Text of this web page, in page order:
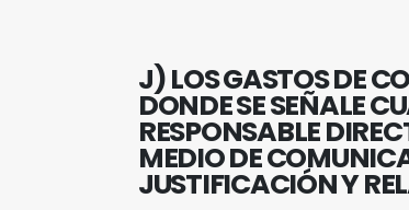
J) LOS GASTOS DE
DONDE SE SEÑALE
RESPONSABLE
MEDIO DE
JUSTIFICACIÓN Y